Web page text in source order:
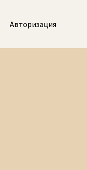
Авторизация